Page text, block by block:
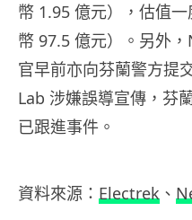
幣 1.95 億元），估值
幣 97.5 億元）。另外
官早前亦向芬蘭警方提
Lab 涉嫌誤導宣傳，芬
已跟進事件。
資料來源： Electrek 、